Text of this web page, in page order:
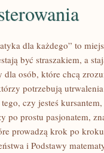
dla każdego” to
być straszakiem, a
dla osób, które chcą
potrzebują
czy jesteś
po prostu pasjonatem,
prowadzą krok po
i Podstawy